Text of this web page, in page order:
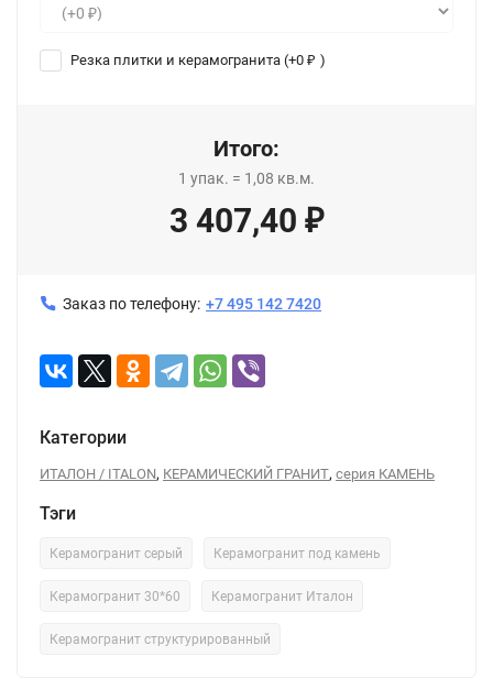
Резка плитки и керамогранита (+0 ₽ )
Итого:
1 упак. = 1,08 кв.м.
3 407,40 ₽
Заказ по телефону: +7 495 142 7420
Категории
ИТАЛОН / ITALON, КЕРАМИЧЕСКИЙ ГРАНИТ, серия КАМЕНЬ
Тэги
Керамогранит серый Керамогранит под камень
Керамогранит 30*60 Керамогранит Италон
Керамогранит структурированный